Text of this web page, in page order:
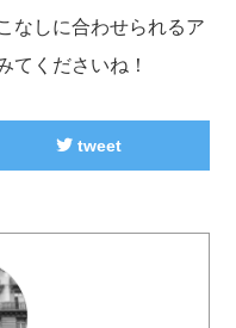
なしに合わせられるア
てくださいね！
tweet